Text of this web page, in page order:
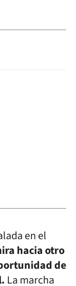
en el
hacia otro
de
La marcha